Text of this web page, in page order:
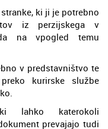
ki ji je potrebno
iz perzijskega v
na vpogled temu
v predstavništvo te
kurirske službe
lahko katerokoli
prevajajo tudi